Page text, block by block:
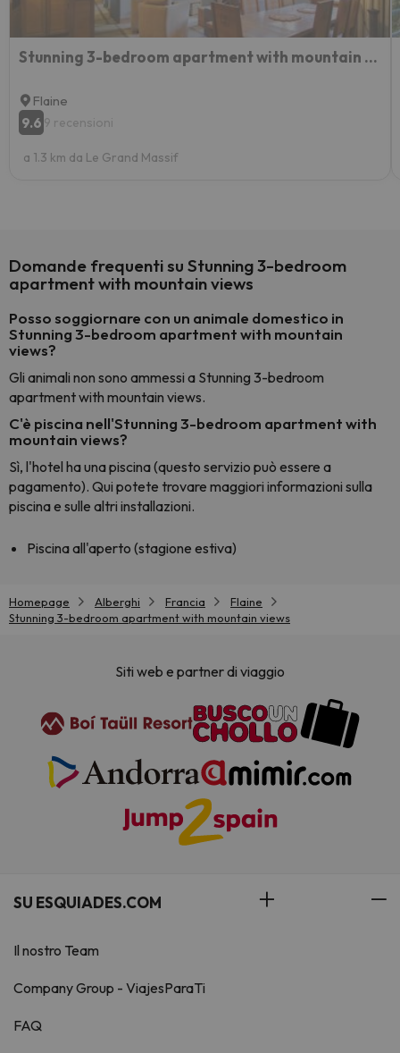
Stunning 3-bedroom apartment with mountain views
Flaine
9.6 9 recensioni
a 1.3 km da Le Grand Massif
Domande frequenti su Stunning 3-bedroom
apartment with mountain views
Posso soggiornare con un animale domestico in
Stunning 3-bedroom apartment with mountain
views?
Gli animali non sono ammessi a Stunning 3-bedroom
apartment with mountain views.
C'è piscina nell'Stunning 3-bedroom apartment with
mountain views?
Sì, l'hotel ha una piscina (questo servizio può essere a
pagamento). Qui potete trovare maggiori informazioni sulla
piscina e sulle altri installazioni.
Piscina all'aperto (stagione estiva)
Homepage Alberghi Francia
Flaine
Stunning 3-bedroom apartment with mountain views
Siti web e partner di viaggio
SU ESQUIADES.COM
Il nostro Team
Company Group - ViajesParaTi
FAQ